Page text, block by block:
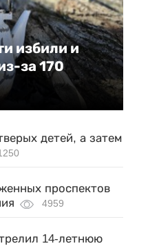
избили и
за 170
детей, а затем
проспектов
4959
14-летнюю